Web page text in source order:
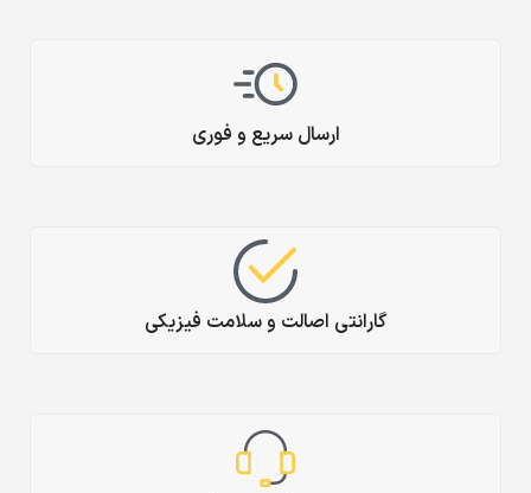
ارسال سریع و فوری
گارانتی اصالت و سلامت فیزیکی